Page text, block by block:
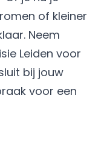
of kleiner
Neem
Leiden voor
bij jouw
voor een